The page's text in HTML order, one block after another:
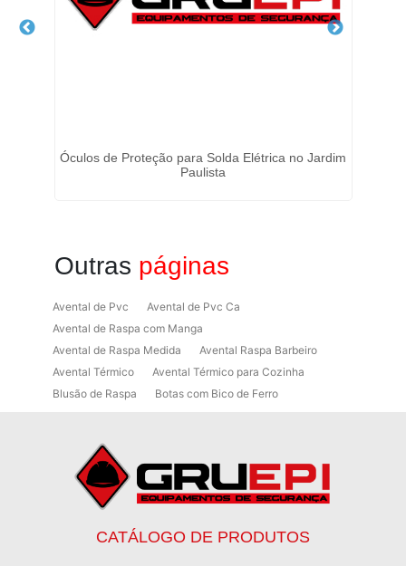
Óculos de Proteção para Solda Elétrica no Jardim
Paulista
Outras páginas
Avental de Pvc
Avental de Pvc Ca
Avental de Raspa com Manga
Avental de Raspa Medida
Avental Raspa Barbeiro
Avental Térmico
Avental Térmico para Cozinha
Blusão de Raspa
Botas com Bico de Ferro
Botinas
Botinas Bico de Ferro
Botinas de Segurança
Botinas de Trabalho
Botinas EPI
Botinas Masculinas para Trabalho
Calçados de Segurança
Calçados de Segurança Epi
CATÁLOGO DE PRODUTOS